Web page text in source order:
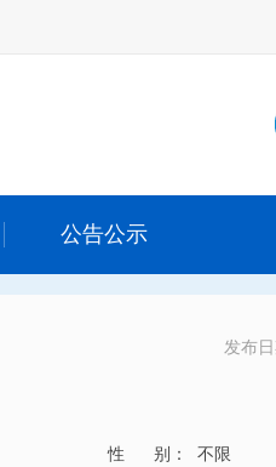
公告公示
发布日
性 别： 不限